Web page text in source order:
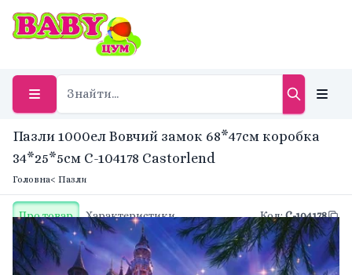
Пазли 1000ел Вовчий замок 68*47см коробка
34*25*5см C-104178 Castorlend
Головна< Пазли
Про товар Характеристики Код:C-104178